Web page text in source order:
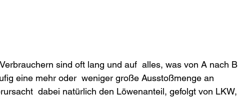
sind oft lang und auf  alles, was von A nach B
eine mehr oder  weniger große Ausstoßmenge an
dabei natürlich den Löwenanteil, gefolgt von LKW,